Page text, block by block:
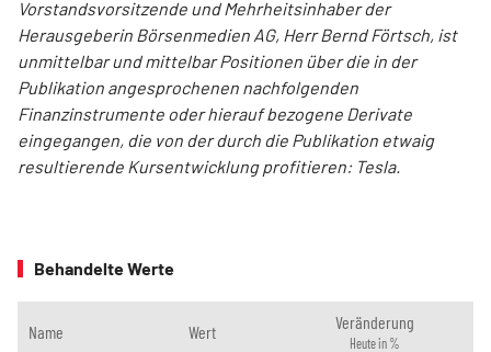
Vorstandsvorsitzende und Mehrheitsinhaber der
Herausgeberin Börsenmedien AG, Herr Bernd Förtsch, ist
unmittelbar und mittelbar Positionen über die in der
Publikation angesprochenen nachfolgenden
Finanzinstrumente oder hierauf bezogene Derivate
eingegangen, die von der durch die Publikation etwaig
resultierende Kursentwicklung profitieren: Tesla.
Behandelte Werte
Name Wert Veränderung
Heute in %